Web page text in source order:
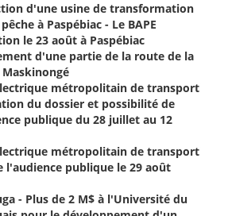
d'une usine de transformation
à Paspébiac - Le BAPE
le 23 août à Paspébiac
d'une partie de la route de la
Maskinongé
métropolitain de transport
du dossier et possibilité de
publique du 28 juillet au 12
métropolitain de transport
l'audience publique le 29 août
- Plus de 2 M$ à l'Université du